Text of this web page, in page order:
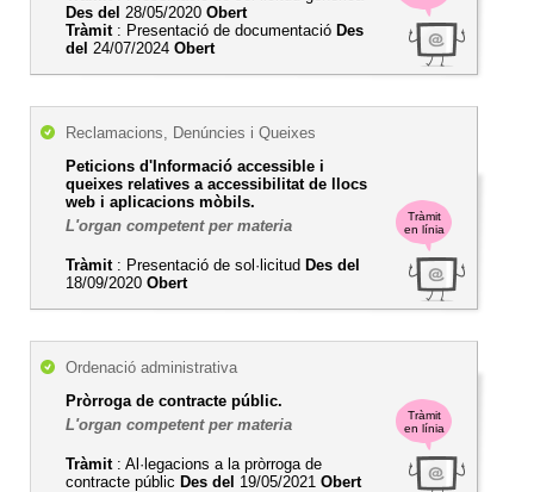
Des del 28/05/2020 Obert
Tràmit: Presentació de documentació Des
del 24/07/2024 Obert
Tràmit
en línia
Reclamacions, Denúncies i Queixes
Peticions d'Informació accessible i
queixes relatives a accessibilitat de llocs
web i aplicacions mòbils.
L'organ competent per materia
Tràmit: Presentació de sol·licitud Des del
18/09/2020 Obert
Tràmit
en línia
Ordenació administrativa
Pròrroga de contracte públic.
L'organ competent per materia
Tràmit: Al·legacions a la pròrroga de
contracte públic Des del 19/05/2021 Obert